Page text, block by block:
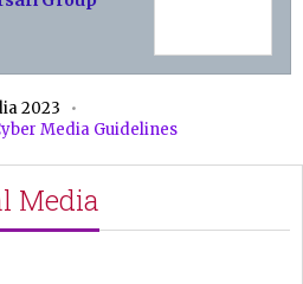
2023
Media Guidelines
Media